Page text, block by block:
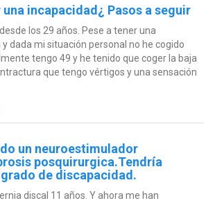
incapacidad¿ Pasos a seguir
los 29 años. Pese a tener una
dada mi situación personal no he cogido
tengo 49 y he tenido que coger la baja
que tengo vértigos y una sensación
un neuroestimulador
posquirurgica.Tendría
de discapacidad.
discal 11 años. Y ahora me han